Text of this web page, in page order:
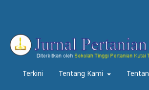
Terkini Tentang Kami